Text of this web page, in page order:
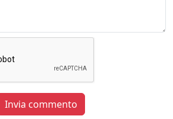
Invia commento